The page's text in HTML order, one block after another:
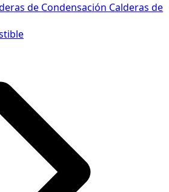
de Condensación Calderas de